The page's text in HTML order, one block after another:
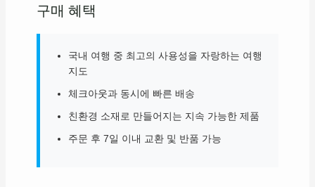
구매 혜택
국내 여행 중 최고의 사용성을 자랑하는 여행
지도
체크아웃과 동시에 빠른 배송
친환경 소재로 만들어지는 지속 가능한 제품
주문 후 7일 이내 교환 및 반품 가능